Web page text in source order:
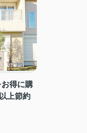
お得に購
上節約